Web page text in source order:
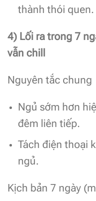
thành thói quen.
4) Lối ra trong 7
vẫn chill
Nguyên tắc chung
Ngủ sớm hơn
đêm liên tiếp.
Tách điện thoại
ngủ.
Kịch bản 7 ngày